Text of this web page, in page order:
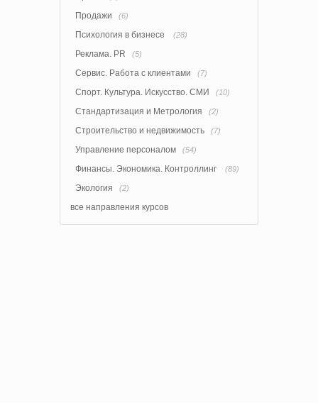
Продажи (6)
Психология в бизнесе (28)
Реклама. PR (5)
Сервис. Работа с клиентами (7)
Спорт. Культура. Искусство. СМИ (10)
Стандартизация и Метрология (2)
Строительство и недвижимость (7)
Управление персоналом (54)
Финансы. Экономика. Контроллинг (89)
Экология (2)
все направления курсов